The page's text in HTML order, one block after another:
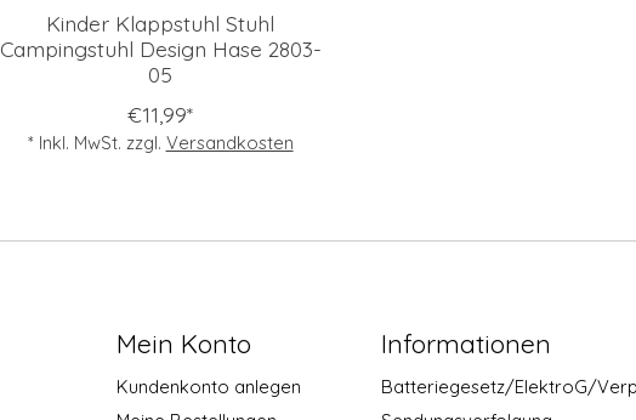
Kinder Klappstuhl Stuhl
Campingstuhl Design Hase 2803-
05
€11,99*
* Inkl. MwSt. zzgl. Versandkosten
Mein Konto
Kundenkonto anlegen
Informationen
Batteriegesetz/ElektroG/